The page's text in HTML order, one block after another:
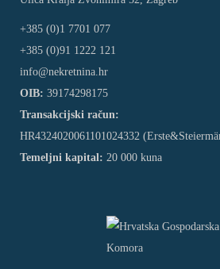
+385 (0)1 7701 077
+385 (0)91 1222 121
info@nekretnina.hr
OIB: 39174298175
Transakcijski račun:
HR4324020061101024332
Temeljni kapital: 20 000 kuna